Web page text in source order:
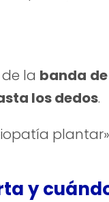
la banda de
los dedos.
y